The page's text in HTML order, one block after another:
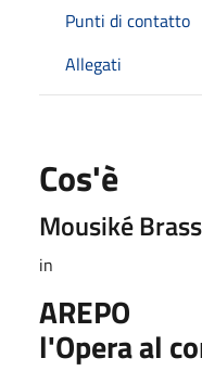
Punti di contatto
Allegati
Cos'è
Mousiké
in
AREPO
l'Opera al